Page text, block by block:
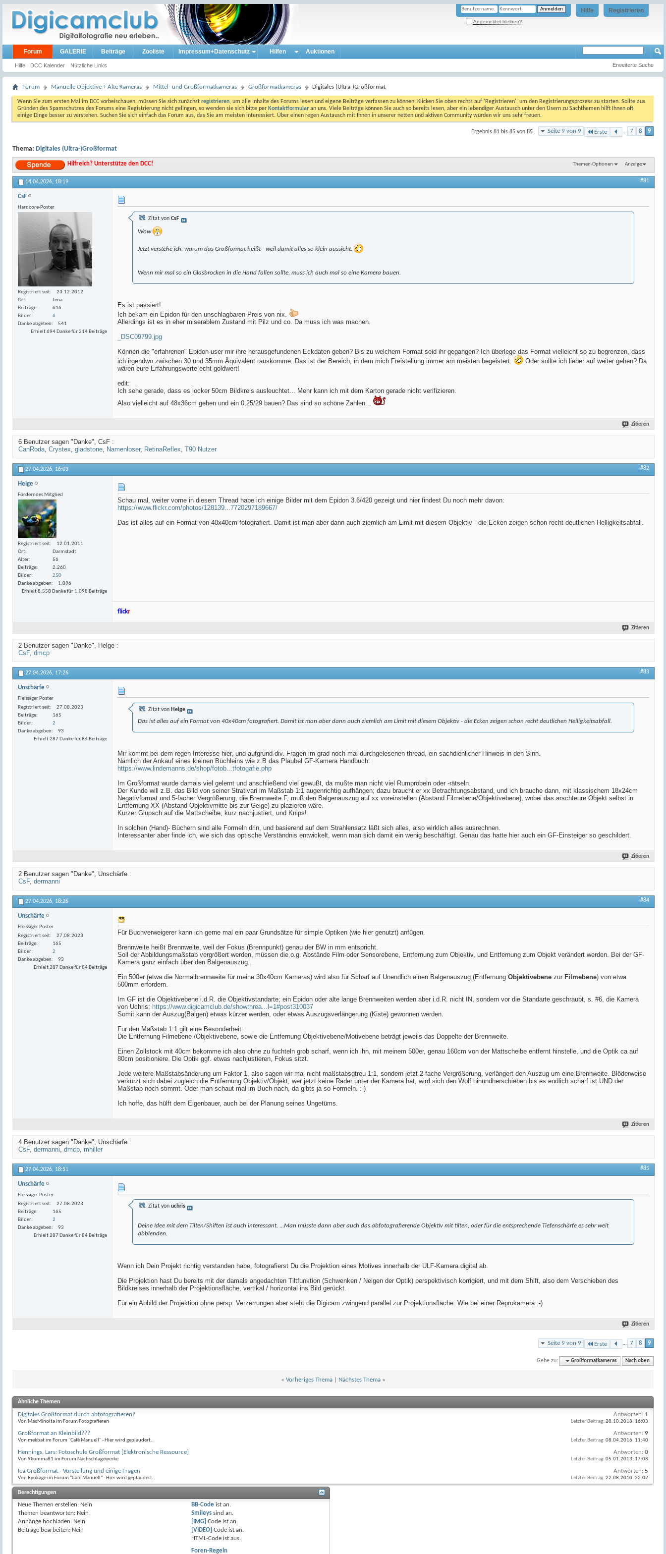
Registrieren
Hilfe
Angemeldet bleiben?
Forum
Hilfe DCC Kalender Nützliche Links
GALERIE Beiträge Zooliste Impressum+Datenschutz Hilfen Auktionen
Erweiterte Suche
Forum Manuelle Objektive + Alte Kameras Mittel- und Großformatkameras Großformatkameras Digitales (Ultra-)Großformat
Wenn Sie zum ersten Mal im DCC vorbeischauen, müssen Sie sich zunächst registrieren, um alle Inhalte des Forums lesen und eigene Beiträge verfassen zu können. Klicken Sie oben rechts auf 'Registrieren', um den Registrierungsprozess zu starten. Sollte aus
Gründen des Spamschutzes des Forums eine Registrierung nicht gelingen, so wenden sie sich bitte per Kontaktformular an uns. Viele Beiträge können Sie auch so bereits lesen, aber ein lebendiger Austausch unter den Usern zu Sachthemen hilft Ihnen oft,
einige Dinge besser zu verstehen. Suchen Sie sich einfach das Forum aus, das Sie am meisten interessiert. Über einen regen Austausch mit Ihnen in unserer netten und aktiven Community würden wir uns sehr freuen.
Seite 9 von 9 Erste ... 7 8 9
Ergebnis 81 bis 85 von 85
Thema: Digitales (Ultra-)Großformat
Hilfreich? Unterstütze den DCC! Themen-Optionen Anzeige
14.04.2026, 18:19 #81
CsF
Hardcore-Poster
Registriert seit
23.12.2012
Ort
Jena
Beiträge
616
Bilder
6
Danke abgeben
541
Erhielt 694 Danke für 214 Beiträge
Zitat von CsF
Wow
Jetzt verstehe ich, warum das Großformat heißt - weil damit alles so klein aussieht.
Wenn mir mal so ein Glasbrocken in die Hand fallen sollte, muss ich auch mal so eine Kamera bauen.
Es ist passiert!
Ich bekam ein Epidon für den unschlagbaren Preis von nix.
Allerdings ist es in eher miserablem Zustand mit Pilz und co. Da muss ich was machen.
_DSC09799.jpg
Können die "erfahrenen" Epidon-user mir ihre herausgefundenen Eckdaten geben? Bis zu welchem Format seid ihr gegangen? Ich überlege das Format vielleicht so zu begrenzen, dass
ich irgendwo zwischen 30 und 35mm Äquivalent rauskomme. Das ist der Bereich, in dem mich Freistellung immer am meisten begeistert.
Oder sollte ich lieber auf weiter gehen? Da
wären eure Erfahrungswerte echt goldwert!
edit:
Ich sehe gerade, dass es locker 50cm Bildkreis ausleuchtet... Mehr kann ich mit dem Karton gerade nicht verifizieren.
Also vielleicht auf 48x36cm gehen und ein 0,25/29 bauen? Das sind so schöne Zahlen...
Zitieren
6 Benutzer sagen "Danke", CsF :
CanRoda, Crystex, gladstone, Namenloser, RetinaReflex, T90 Nutzer
27.04.2026, 16:03 #82
Helge
Förderndes Mitglied
Registriert seit
12.01.2011
Ort
Darmstadt
Alter
56
Beiträge
2.260
Bilder
250
Danke abgeben
1.096
Erhielt 8.558 Danke für 1.098 Beiträge
Schau mal, weiter vorne in diesem Thread habe ich einige Bilder mit dem Epidon 3.6/420 gezeigt und hier findest Du noch mehr davon:
https://www.flickr.com/photos/128139...7720297189667/
Das ist alles auf ein Format von 40x40cm fotografiert. Damit ist man aber dann auch ziemlich am Limit mit diesem Objektiv - die Ecken zeigen schon recht deutlichen Helligkeitsabfall.
flickr
Zitieren
2 Benutzer sagen "Danke", Helge :
CsF, dmcp
27.04.2026, 17:26 #83
Unschärfe
Fleissiger Poster
Registriert seit
27.08.2023
Beiträge
165
Bilder
2
Danke abgeben
93
Erhielt 287 Danke für 84 Beiträge
Zitat von Helge
Das ist alles auf ein Format von 40x40cm fotografiert. Damit ist man aber dann auch ziemlich am Limit mit diesem Objektiv - die Ecken zeigen schon recht deutlichen Helligkeitsabfall.
Mir kommt bei dem regen Interesse hier, und aufgrund div. Fragen im grad noch mal durchgelesenen thread, ein sachdienlicher Hinweis in den Sinn.
Nämlich der Ankauf eines kleinen Büchleins wie z.B das Plaubel GF-Kamera Handbuch:
https://www.lindemanns.de/shop/fotob...tfotogafie.php
Im Großformat wurde damals viel gelernt und anschließend viel gewußt, da mußte man nicht viel Rumpröbeln oder -rätseln.
Der Kunde will z.B. das Bild von seiner Strativari im Maßstab 1:1 augenrichtig aufhängen; dazu braucht er xx Betrachtungsabstand, und ich brauche dann, mit klassischem 18x24cm
Negativformat und 5-facher Vergrößerung, die Brennweite F, muß den Balgenauszug auf xx voreinstellen (Abstand Filmebene/Objektivebene), wobei das arschteure Objekt selbst in
Entfernung XX (Abstand Objektivmitte bis zur Geige) zu plazieren wäre.
Kurzer Glupsch auf die Mattscheibe, kurz nachjustiert, und Knips!
In solchen (Hand)- Büchern sind alle Formeln drin, und basierend auf dem Strahlensatz läßt sich alles, also wirklich alles ausrechnen.
Interessanter aber finde ich, wie sich das optische Verständnis entwickelt, wenn man sich damit ein wenig beschäftigt. Genau das hatte hier auch ein GF-Einsteiger so geschildert.
Zitieren
2 Benutzer sagen "Danke", Unschärfe :
CsF, dermanni
27.04.2026, 18:26 #84
Unschärfe
Fleissiger Poster
Registriert seit
27.08.2023
Beiträge
165
Bilder
2
Danke abgeben
93
Erhielt 287 Danke für 84 Beiträge
Für Buchverweigerer kann ich gerne mal ein paar Grundsätze für simple Optiken (wie hier genutzt) anfügen.
Brennweite heißt Brennweite, weil der Fokus (Brennpunkt) genau der BW in mm entspricht.
Soll der Abbildungsmaßstab vergrößert werden, müssen die o.g. Abstände Film-oder Sensorebene, Entfernung zum Objektiv, und Entfernung zum Objekt verändert werden. Bei der GF-
Kamera ganz einfach über den Balgenauszug..
Ein 500er (etwa die Normalbrennweite für meine 30x40cm Kameras) wird also für Scharf auf Unendlich einen Balgenauszug (Entfernung Objektivebene zur Filmebene) von etwa
500mm erfordern.
Im GF ist die Objektivebene i.d.R. die Objektivstandarte; ein Epidon oder alte lange Brennweiten werden aber i.d.R. nicht IN, sondern vor die Standarte geschraubt, s. #6, die Kamera
von Uchris: https://www.digicamclub.de/showthrea...l=1#post310037
Somit kann der Auszug(Balgen) etwas kürzer werden, oder etwas Auszugsverlängerung (Kiste) gewonnen werden.
Für den Maßstab 1:1 gilt eine Besonderheit:
Die Entfernung Filmebene /Objektivebene, sowie die Entfernung Objektivebene/Motivebene beträgt jeweils das Doppelte der Brennweite.
Einen Zollstock mit 40cm bekomme ich also ohne zu fuchteln grob scharf, wenn ich ihn, mit meinem 500er, genau 160cm von der Mattscheibe entfernt hinstelle, und die Optik ca auf
80cm positioniere. Die Optik ggf. etwas nachjustieren, Fokus sitzt.
Jede weitere Maßstabsänderung um Faktor 1, also sagen wir mal nicht maßstabsgtreu 1:1, sondern jetzt 2-fache Vergrößerung, verlängert den Auszug um eine Brennweite. Blöderweise
verkürzt sich dabei zugleich die Entfernung Objektiv/Objekt; wer jetzt keine Räder unter der Kamera hat, wird sich den Wolf hinundherschieben bis es endlich scharf ist UND der
Maßstab noch stimmt. Oder man schaut mal im Buch nach, da gibts ja so Formeln. :-)
Ich hoffe, das hülft dem Eigenbauer, auch bei der Planung seines Ungetüms.
Zitieren
4 Benutzer sagen "Danke", Unschärfe :
CsF, dermanni, dmcp, mhiller
27.04.2026, 18:51 #85
Unschärfe
Fleissiger Poster
Registriert seit
27.08.2023
Beiträge
165
Bilder
2
Danke abgeben
93
Erhielt 287 Danke für 84 Beiträge
Zitat von uchris
Deine Idee mit dem Tilten/Shiften ist auch interessant. ...Man müsste dann aber auch das abfotografierende Objektiv mit tilten, oder für die entsprechende Tiefenschärfe es sehr weit
abblenden.
Wenn ich Dein Projekt richtig verstanden habe, fotografierst Du die Projektion eines Motives innerhalb der ULF-Kamera digital ab.
Die Projektion hast Du bereits mit der damals angedachten Tiltfunktion (Schwenken / Neigen der Optik) perspektivisch korrigiert, und mit dem Shift, also dem Verschieben des
Bildkreises innerhalb der Projektionsfläche, vertikal / horizontal ins Bild gerückt.
Für ein Abbild der Projektion ohne persp. Verzerrungen aber steht die Digicam zwingend parallel zur Projektionsfläche. Wie bei einer Reprokamera :-)
Zitieren
Seite 9 von 9 Erste ... 7 8 9
Gehe zu: Großformatkameras Nach oben
« Vorheriges Thema| Nächstes Thema »
Ähnliche Themen
Digitales Großformat durch abfotografieren?
Von MaxMinolta im Forum Fotografieren
Antworten: 1
Letzter Beitrag: 28.10.2018, 16:03
Großformat an Kleinbild???
Von mekbat im Forum "Café Manuell" - Hier wird geplaudert..
Antworten: 9
Letzter Beitrag: 08.04.2016, 11:40
Hennings, Lars: Fotoschule Großformat [Elektronische Ressource]
Von 9komma81 im Forum Nachschlagewerke
Antworten: 0
Letzter Beitrag: 05.01.2013, 17:08
Ica Großformat - Vorstellung und einige Fragen
Von Ryokage im Forum "Café Manuell" - Hier wird geplaudert..
Antworten: 5
Letzter Beitrag: 22.08.2010, 22:02
Berechtigungen
Neue Themen erstellen: Nein
Themen beantworten: Nein
Anhänge hochladen: Nein
Beiträge bearbeiten: Nein
BB-Code istan.
Smileys sindan.
[IMG] Code istan.
[VIDEO] Code istan.
HTML-Code istaus.
Foren-Regeln